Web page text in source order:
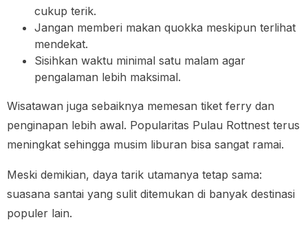
cukup terik.
Jangan memberi makan quokka meskipun terlihat
mendekat.
Sisihkan waktu minimal satu malam agar
pengalaman lebih maksimal.
Wisatawan juga sebaiknya memesan tiket ferry dan
penginapan lebih awal. Popularitas Pulau Rottnest terus
meningkat sehingga musim liburan bisa sangat ramai.
Meski demikian, daya tarik utamanya tetap sama:
suasana santai yang sulit ditemukan di banyak destinasi
populer lain.